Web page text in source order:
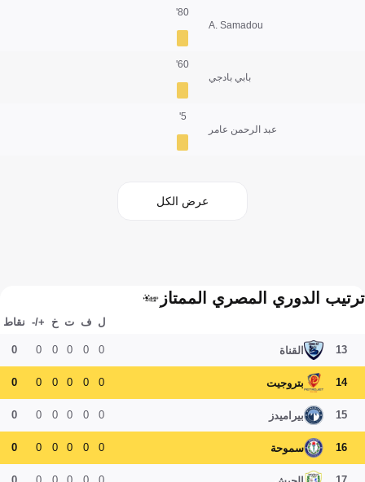
A. Samadou
80'
بابي بادجي
60'
عبد الرحمن عامر
5'
عرض الكل
ترتيب الدوري المصري الممتاز
ل ف ت خ +/- نقاط
13 القناة 0
0
0
0
0
0
14 بتروجيت 0
0
0
0
0
0
15 بيراميدز 0
0
0
0
0
0
16 سموحة 0
0
0
0
0
0